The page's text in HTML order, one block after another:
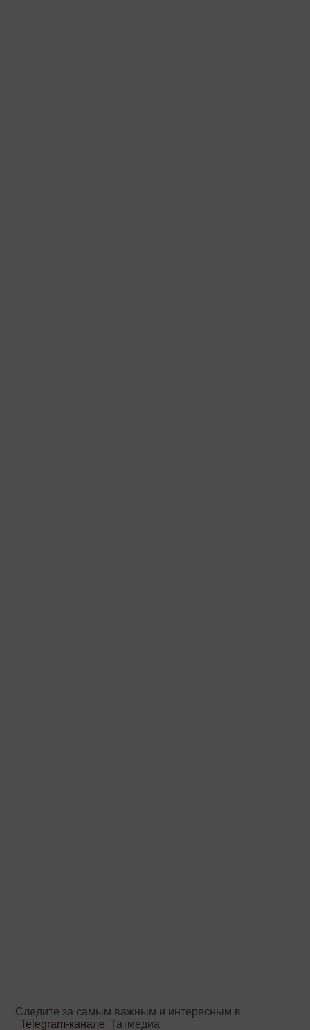
Следите за самым важным и интересным в
Telegram-канале Татмедиа